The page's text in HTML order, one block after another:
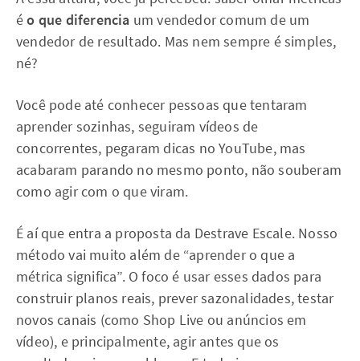
éo que diferencia um vendedor comum de um
vendedor de resultado. Mas nem sempre é simples,
né?
Você pode até conhecer pessoas que tentaram
aprender sozinhas, seguiram vídeos de
concorrentes, pegaram dicas no YouTube, mas
acabaram parando no mesmo ponto, não souberam
como agir com o que viram.
É aí que entra a proposta da Destrave Escale. Nosso
método vai muito além de “aprender o que a
métrica significa”. O foco é usar esses dados para
construir planos reais, prever sazonalidades, testar
novos canais (como Shop Live ou anúncios em
vídeo), e principalmente, agir antes que os